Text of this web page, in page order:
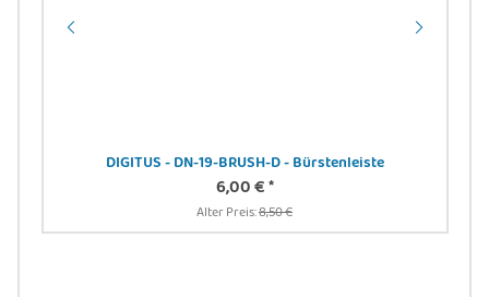
DIGITUS - DN-19-BRUSH-D - Bürstenleiste
6,00 €*
Alter Preis:8,50 €